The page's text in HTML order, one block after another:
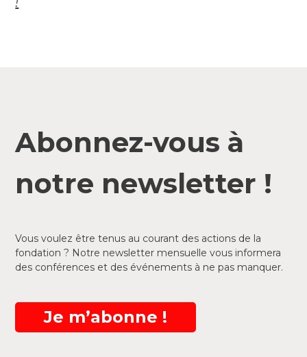
Abonnez-vous à
notre newsletter !
Vous voulez être tenus au courant des actions de la
fondation ? Notre newsletter mensuelle vous informera
des conférences et des événements à ne pas manquer.
Je m’abonne !